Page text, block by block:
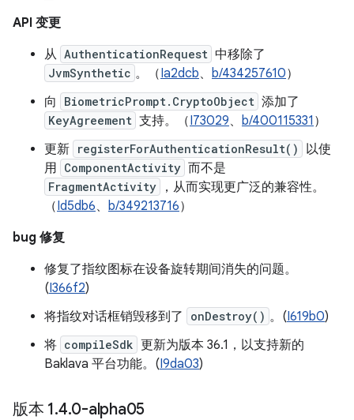
API 变更
从 AuthenticationRequest 中移除了
JvmSynthetic 。（Ia2dcb、 b/434257610）
向
BiometricPrompt.CryptoObject 添加了
KeyAgreement 支持。（I73029、 b/400115331 ）
更新 registerForAuthenticationResult()
以使
用 ComponentActivity 而不是
FragmentActivity
，从而实现更广泛的兼容性。
（Id5db6、 b/349213716）
bug 修复
修复了指纹图标在设备旋转期间消失的问题。
(I366f2)
将指纹对话框销毁移到了
onDestroy() 。(I619b0)
将 compileSdk 更新为版本 36.1，以支持新的
Baklava 平台功能。(I9da03)
版本 1.4.0-alpha05